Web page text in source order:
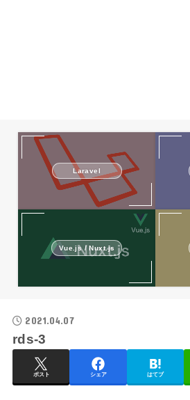
Laravel
Vue.js / Nuxt.js
2021.04.07
rds-3
ポスト シェア はてブ